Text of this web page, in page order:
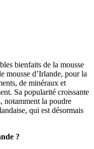
bienfaits de la mousse
mousse d’Irlande, pour la
de minéraux et
Sa popularité croissante
notamment la poudre
qui est désormais
?